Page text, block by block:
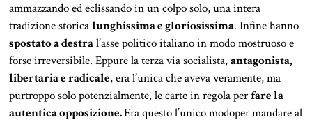
ammazzando ed eclissando in un colpo solo, una intera
tradizione storicalunghissima e gloriosissima. Infine hanno
spostato a destral’asse politico italiano in modo mostruoso e
forse irreversibile. Eppure la terza via socialista,antagonista,
libertaria e radicale, era l’unica che aveva veramente, ma
purtroppo solo potenzialmente, le carte in regola perfare la
autentica opposizione.Era questo l’unico modoper mandare al